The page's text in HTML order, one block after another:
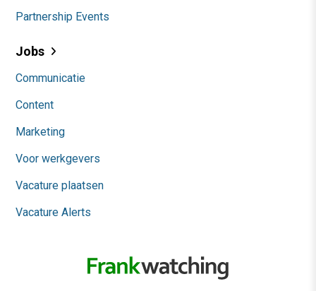
Partnership Events
Jobs
Communicatie
Content
Marketing
Voor werkgevers
Vacature plaatsen
Vacature Alerts